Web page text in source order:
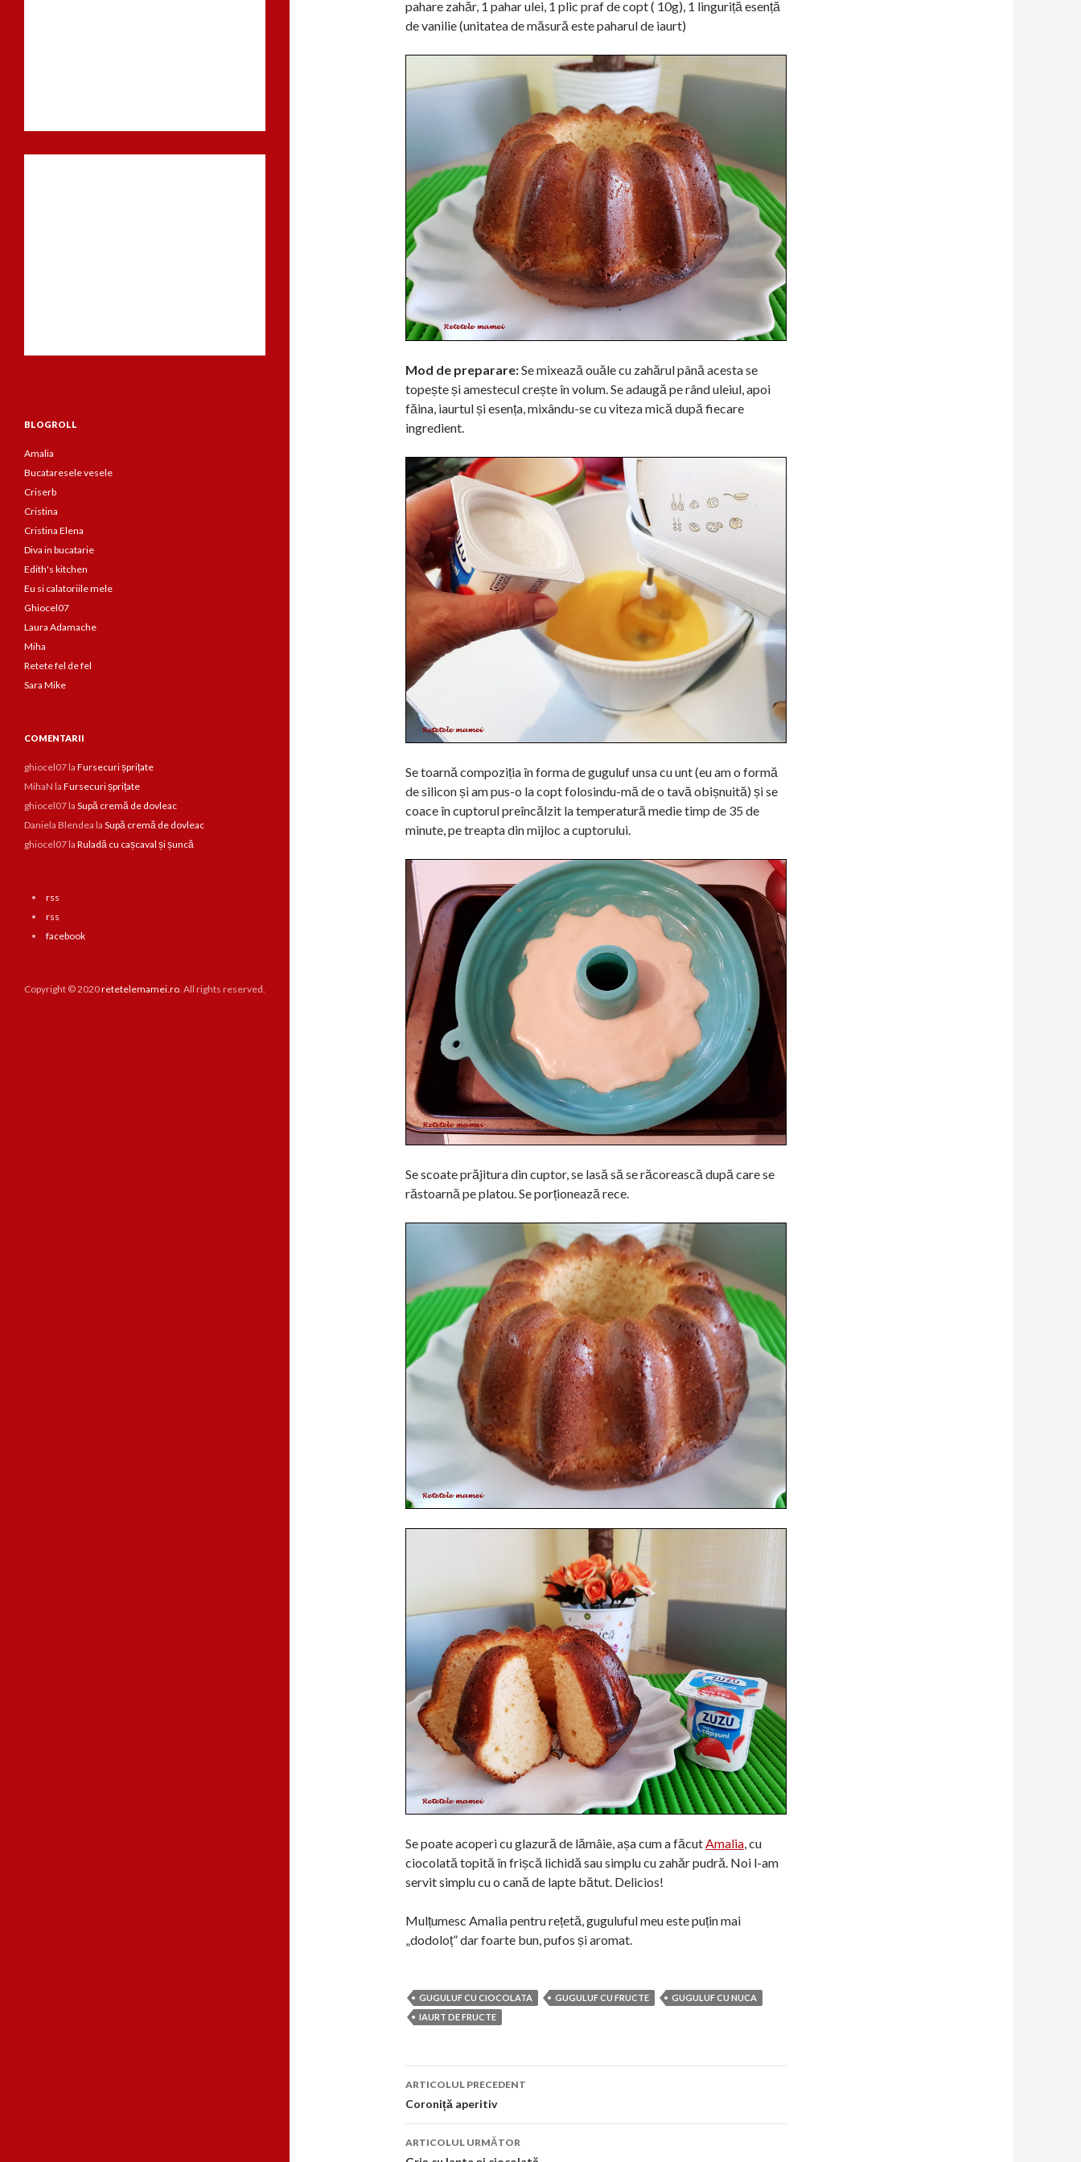
pahare zahăr, 1 pahar ulei, 1 plic praf de copt ( 10g), 1 linguriță esență
de vanilie (unitatea de măsură este paharul de iaurt)
Mod de preparare:Se mixează ouăle cu zahărul până acesta se
topește și amestecul crește în volum. Se adaugă pe rând uleiul, apoi
făina, iaurtul și esența, mixându-se cu viteza mică după fiecare
ingredient.
Se toarnă compoziția în forma de guguluf unsa cu unt (eu am o formă
de silicon și am pus-o la copt folosindu-mă de o tavă obișnuită) și se
coace în cuptorul preîncălzit la temperatură medie timp de 35 de
minute, pe treapta din mijloc a cuptorului.
Se scoate prăjitura din cuptor, se lasă să se răcorească după care se
răstoarnă pe platou. Se porționează rece.
Se poate acoperi cu glazură de lămâie, așa cum a făcutAmalia, cu
ciocolată topită în frișcă lichidă sau simplu cu zahăr pudră. Noi l-am
servit simplu cu o cană de lapte bătut. Delicios!
Mulțumesc Amalia pentru rețetă, guguluful meu este puțin mai
„dodoloț” dar foarte bun, pufos și aromat.
GUGULUF CU CIOCOLATA GUGULUF CU FRUCTE
GUGULUF CU NUCA
IAURT DE FRUCTE
Navigare
în
articol
ARTICOLUL PRECEDENT
Coroniță aperitiv
ARTICOLUL URMĂTOR
BLOGROLL
Amalia
Bucataresele vesele
Criserb
Cristina
Cristina Elena
Diva in bucatarie
Edith's kitchen
Eu si calatoriile mele
Ghiocel07
Laura Adamache
Miha
Retete fel de fel
Sara Mike
COMENTARII
ghiocel07la Fursecuri șprițate
MihaN la Fursecuri șprițate
ghiocel07la Supă cremă de dovleac
Daniela Blendea la Supă cremă de dovleac
ghiocel07la Ruladă cu cașcaval și șuncă
rss
rss
facebook
Copyright © 2020retetelemamei.ro. All rights reserved.